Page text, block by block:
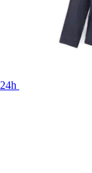
24h